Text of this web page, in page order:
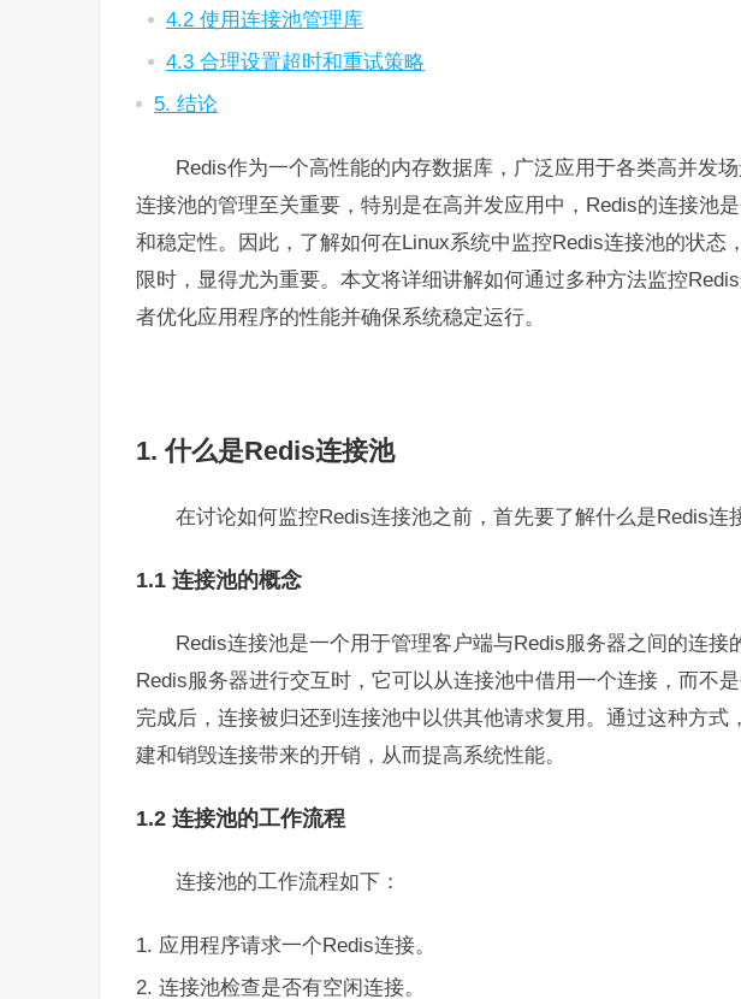
4.2 使用连接池管理库
4.3 合理设置超时和重试策略
5. 结论
Redis作为一个高性能的内存数据库，广泛应用于各类高并发
连接池的管理至关重要，特别是在高并发应用中，Redis的连接池
和稳定性。因此，了解如何在Linux系统中监控Redis连接池的状态
限时，显得尤为重要。本文将详细讲解如何通过多种方法监控
者优化应用程序的性能并确保系统稳定运行。
1. 什么是Redis连接池
在讨论如何监控Redis连接池之前，首先要了解什么是Redis连
1.1 连接池的概念
Redis连接池是一个用于管理客户端与Redis服务器之间的连接
Redis服务器进行交互时，它可以从连接池中借用一个连接，而不
完成后，连接被归还到连接池中以供其他请求复用。通过这种方式
建和销毁连接带来的开销，从而提高系统性能。
1.2 连接池的工作流程
连接池的工作流程如下：
应用程序请求一个Redis连接。
连接池检查是否有空闲连接。